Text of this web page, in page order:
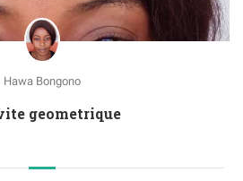
Hawa Bongono
Activite geometrique